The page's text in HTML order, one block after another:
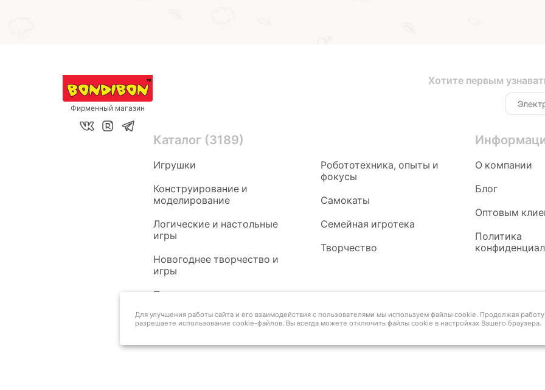
Фирменный магазин
Хотите первым
Каталог (3189)
Игрушки
Конструирование и
моделирование
Логические и настольные
игры
Новогоднее творчество и
игры
Педагогам
Робототехника, опыты и
фокусы
Самокаты
Семейная игротека
Творчество
О компании
Блог
Оптовым
Политика
Для улучшения работы сайта и его взаимодействия с пользователями мы используем файлы cookie. Продолжая
разрешаете использование cookie-файлов. Вы всегда можете отключить файлы cookie в настройках Вашего браузера.